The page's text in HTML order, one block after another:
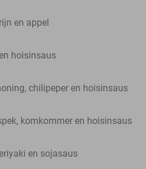
en appel
hoisinsaus
chilipeper en hoisinsaus
komkommer en hoisinsaus
en sojasaus